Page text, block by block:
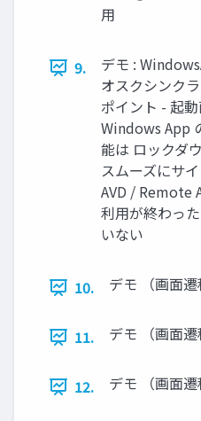
用
9.
デモ :
オスクシンク
ポイント - 起
Windows App
能は ロックダ
スムーズにサ
AVD / Remote
利用が終わっ
いない
10. デモ （画面遷
11. デモ （画面遷
12. デモ （画面遷